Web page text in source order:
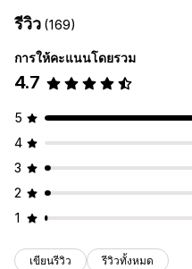
รีวิว (169)
การให้คะแนนโดยรวม
4.7
5
4
3
2
1
เขียนรีวิว รีวิวทั้งหมด